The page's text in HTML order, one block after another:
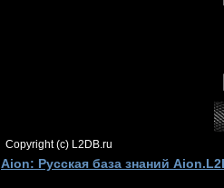
Copyright (c) L2DB.ru
Aion: Русская база знаний